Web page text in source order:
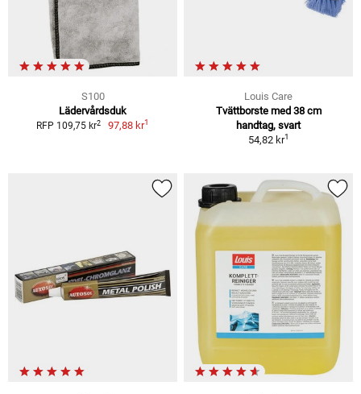
S100
Lädervårdsduk
RFP 109,75 kr2 97,88 kr1
Louis Care
Tvättborste med 38 cm
handtag, svart
54,82 kr1